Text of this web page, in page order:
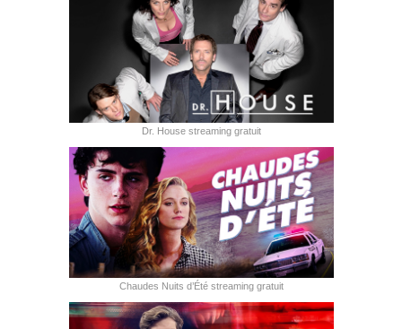
Dr. House streaming gratuit
Chaudes Nuits d’Été streaming gratuit